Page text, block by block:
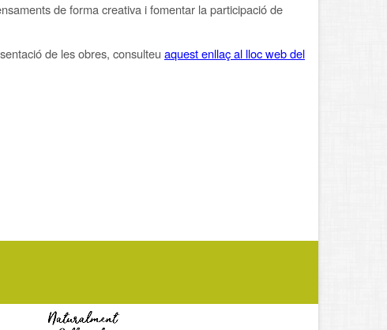
de forma creativa i fomentar la participació de
de les obres, consulteu aquest enllaç al lloc web del